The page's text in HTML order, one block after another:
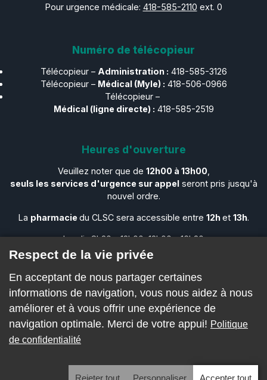
Pour urgence médicale: 418-585-2110 ext. 0
Numéro de télécopieur
Télécopieur – Administration : 418-585-3126
Télécopieur –​​​​​​​ Médical (Myle) : 418-506-0966
Télécopieur –​​​​​​​
Médical (ligne directe) : 418-585-2519
Heures d'ouverture
Veuillez noter que de 12h00 à 13h00,
seuls les services d'urgence sur appelseront pris jusqu'à
nouvel ordre.
La pharmacie du CLSC sera accessible entre 12het 13h.
Lundi : 8h30 – 12h00, 13h00 – 16h30
Mardi : 8h30 – 12h00, 13h00 – 16h30
Mercredi : 8h30 – 12h00, 13h00 – 16h30
Jeudi : 8h30 – 12h00, 13h00 – 16h30
Vendredi : 8h30 – 12h00, 13h00 – 16h30
Samedi : FERMÉ
Dimanche : FERMÉ
Respect de la vie privée
En acceptant de nous partager certaines
informations de navigation, vous nous aidez à nous
améliorer et à vous offrir une expérience de
navigation optimale. Merci de votre appui! Politique
de confidentialité
Rejeter tout Personnaliser Accepter tout